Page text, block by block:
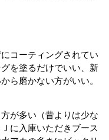
コーティングされてい
を塗るだけでいい、新
ら磨かない方がいい。
が多い（昔よりは少な
に入庫いただきブース